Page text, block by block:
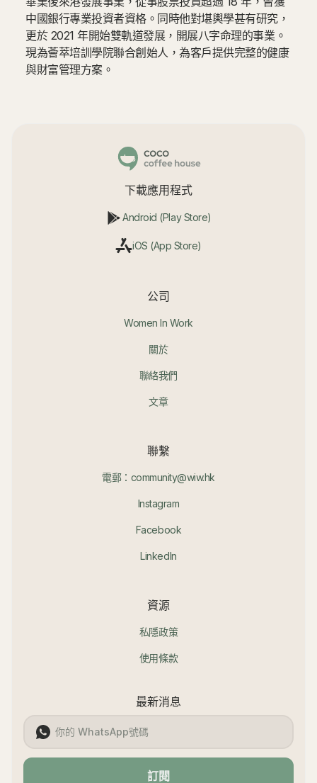
中國銀行專業投資者資格。同時他對堪輿學甚有研究，
更於 2021 年開始雙軌道發展，開展八字命理的事業。
現為薈萃培訓學院聯合創始人，為客戶提供完整的健康
與財富管理方案。
下載應用程式
Android (Play Store)
iOS (App Store)
公司
Women In Work
關於
聯絡我們
文章
聯繫
電郵：community@wiw.hk
Instagram
Facebook
LinkedIn
資源
私隱政策
使用條款
最新消息
訂閱